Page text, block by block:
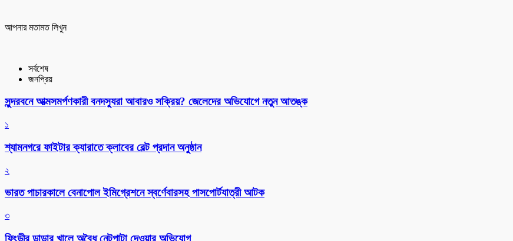
আপনার মতামত লিখুন
সর্বশেষ
জনপ্রিয়
সুন্দরবনে আত্মসমর্পণকারী বনদস্যুরা আবারও সক্রিয়? জেলেদের অভিযোগে নতুন আতঙ্ক
১
শ্যামনগরে ফাইটার ক্যারাতে ক্লাবের বেল্ট প্রদান অনুষ্ঠান
২
ভারত পাচারকালে বেনাপোল ইমিগ্রেশনে স্বর্ণেবারসহ পাসপোর্টযাত্রী আটক
৩
ফিংড়ীর ডাড়ার খালে অবৈধ নেটপাটা দেওয়ার অভিযোগ